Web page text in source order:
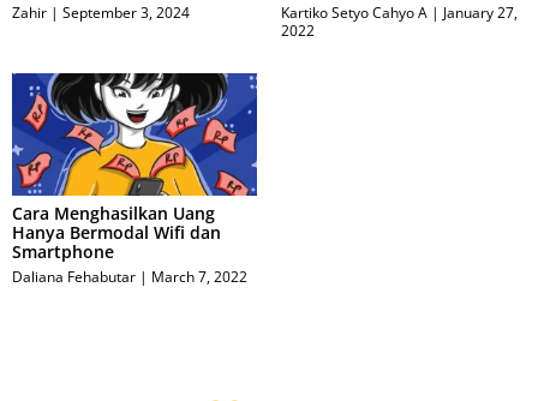
Zahir September 3, 2024 Kartiko Setyo Cahyo A
January 27,
2022
Cara Menghasilkan Uang
Hanya Bermodal Wifi dan
Smartphone
Daliana Fehabutar March 7, 2022